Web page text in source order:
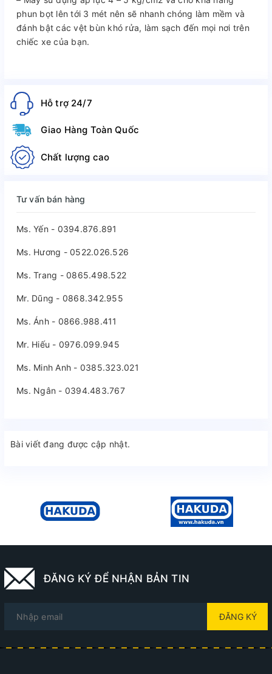
phun bọt lên tới 3 mét nên sẽ nhanh chóng làm mềm và
đánh bật các vệt bùn khó rửa, làm sạch đến mọi nơi trên
chiếc xe của bạn.
Hỗ trợ 24/7
Giao Hàng Toàn Quốc
Chất lượng cao
Tư vấn bán hàng
Ms. Yến - 0394.876.891
Ms. Hương - 0522.026.526
Ms. Trang - 0865.498.522
Mr. Dũng - 0868.342.955
Ms. Ánh - 0866.988.411
Mr. Hiếu - 0976.099.945
Ms. Minh Anh - 0385.323.021
Ms. Ngân - 0394.483.767
Bài viết đang được cập nhật.
ĐĂNG KÝ ĐỂ NHẬN BẢN TIN
ĐĂNG KÝ